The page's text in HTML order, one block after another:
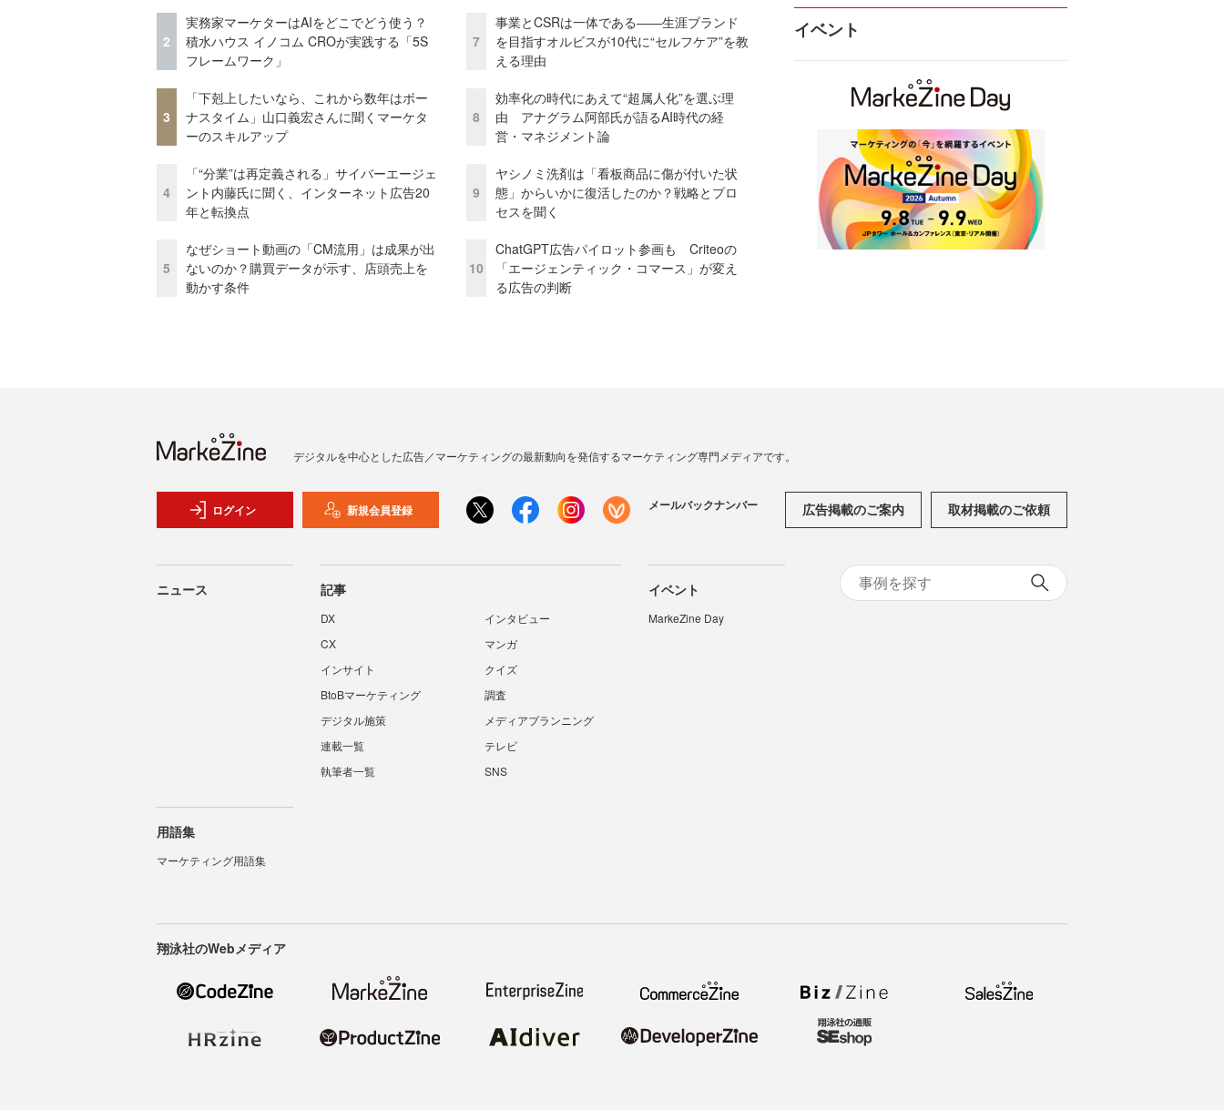
2
実務家マーケターはAIをどこでどう使う？
積水ハウス イノコム CROが実践する「5S
フレームワーク」
3
「下剋上したいなら、これから数年はボー
ナスタイム」山口義宏さんに聞くマーケタ
ーのスキルアップ
4
「“分業”は再定義される」サイバーエージェ
ント内藤氏に聞く、インターネット広告20
年と転換点
5
なぜショート動画の「CM流用」は成果が出
ないのか？購買データが示す、店頭売上を
動かす条件
7
事業とCSRは一体である――生涯ブランド
を目指すオルビスが10代に“セルフケア”を教
える理由
8
効率化の時代にあえて“超属人化”を選ぶ理
由 アナグラム阿部氏が語るAI時代の経
営・マネジメント論
9
ヤシノミ洗剤は「看板商品に傷が付いた状
態」からいかに復活したのか？戦略とプロ
セスを聞く
10
ChatGPT広告パイロット参画も Criteoの
「エージェンティック・コマース」が変え
る広告の判断
イベント
デジタルを中心とした広告／マーケティングの最新動向を発信するマーケティング専門メディアです。
ログイン 新規会員登録 メールバックナンバー 広告掲載のご案内 取材掲載のご依頼
ニュース 記事
DX
インタビュー
CX
マンガ
インサイト
クイズ
BtoBマーケティング
調査
デジタル施策
メディアプランニング
連載一覧
テレビ
執筆者一覧
SNS
イベント
MarkeZine Day
用語集
マーケティング用語集
翔泳社のWebメディア